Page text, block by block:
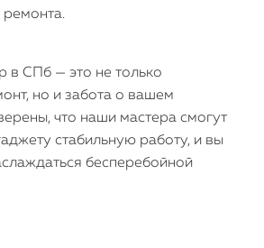
ремонта.
в СПб — это не только
но и забота о вашем
что наши мастера смогут
стабильную работу, и вы
бесперебойной